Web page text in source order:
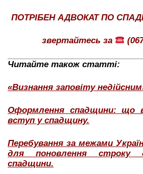
ПОТРІБЕН АДВОКАТ ПО
звертайтесь за
Читайте також статті:
«Визнання заповіту
Оформлення спадщини: що
вступ у спадщину.
Перебування за межами
для поновлення строку
спадщини.